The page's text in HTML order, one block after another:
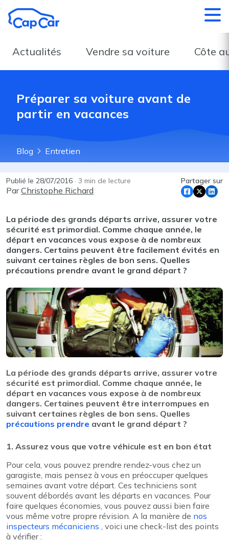
Actualités Vendre sa voiture Côte
Préparer sa voiture avant de
partir en vacances
Blog Entretien
Publié le 28/07/2016 · 3 min de lecture
ParChristophe Richard
Partager sur
La période des grands départs arrive, assurer votre
sécurité est primordial. Comme chaque année, le
départ en vacances vous expose à de nombreux
dangers. Certains peuvent être facilement évités en
suivant certaines règles de bon sens. Quelles
précautions prendre avant le grand départ ?
La période des grands départs arrive, assurer votre
sécurité est primordial. Comme chaque année, le
départ en vacances vous expose à de nombreux
dangers. Certaines peuvent être interrompues en
suivant certaines règles de bon sens. Quelles
précautions prendre avant le grand départ ?
1. Assurez vous que votre véhicule est en bon état
Pour cela, vous pouvez prendre rendez-vous chez un
garagiste, mais pensez à vous en préoccuper quelques
semaines avant votre départ. Ces techniciens sont
souvent débordés avant les départs en vacances. Pour
faire quelques économies, vous pouvez aussi bien faire
vous même votre propre révision. A la manière de nos
inspecteurs mécaniciens , voici une check-list des points
à vérifier :